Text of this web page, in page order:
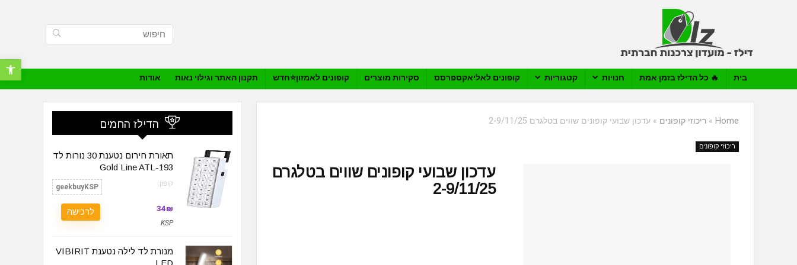
פתח
בית 🔥 כל הדילז בזמן אמת חנויות קטגוריות קופונים לאליאקספרסס סקירות מוצרים קופונים לאמזון⭐️חדש תקנון האתר וגילוי נאות אודות
Home
» ריכוזי קופונים » עדכון שבועי קופונים שווים בטלגרם 2-9/11/25
ריכוזי קופונים
עדכון שבועי קופונים שווים בטלגרם
2-9/11/25
הדילז החמים
תאורת חירום נטענת 30 נורות לד
Gold Line ATL-193
קופון: geekbuyKSP
34₪
KSP
לרכישה
מנורת לד לילה נטענת VIBIRIT
LED